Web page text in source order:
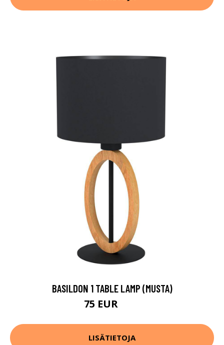
BASILDON 1 TABLE LAMP (MUSTA)
75 EUR
LISÄTIETOJA